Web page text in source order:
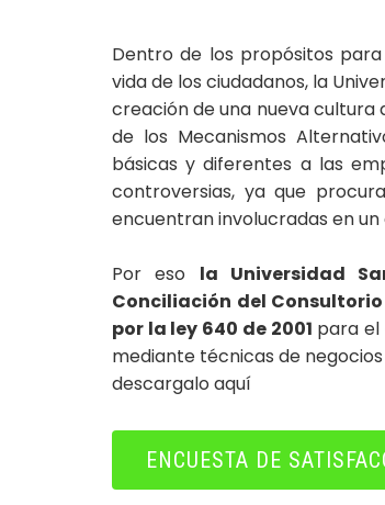
Dentro de los propósitos
vida de los ciudadanos, la
creación de una nueva cultura
de los Mecanismos
básicas y diferentes a las
controversias, ya que
encuentran involucradas en
Por eso la Universidad
Conciliación del
por la ley 640 de 2001 para el
mediante técnicas de
descargalo aquí
ENCUESTA DE